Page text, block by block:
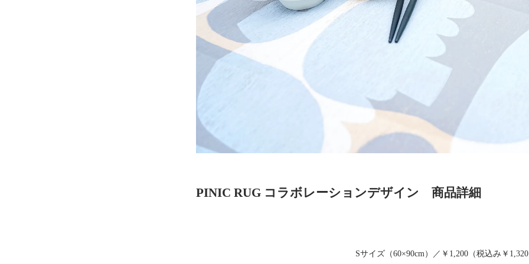
PINIC RUG コラボレーションデザイン 商品詳細
Sサイズ（60×90cm）／￥1,200（税込み￥